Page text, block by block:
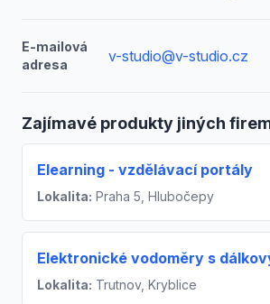
E-mailová
adresa
v-studio@v-studio.cz
Zajímavé produkty jiných
Elearning - vzdělávací portály
Lokalita: Praha 5, Hlubočepy
Elektronické vodoměry s
Lokalita: Trutnov, Kryblice